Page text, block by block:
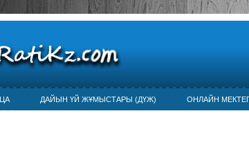
ДАЙЫН ҮЙ ЖҰМЫСТАРЫ (ДҮЖ) ОНЛАЙН